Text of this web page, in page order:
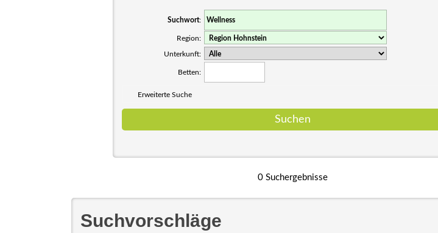
Suchwort:
Region:
Unterkunft:
Betten:
Erweiterte Suche
0 Suchergebnisse
Suchvorschläge